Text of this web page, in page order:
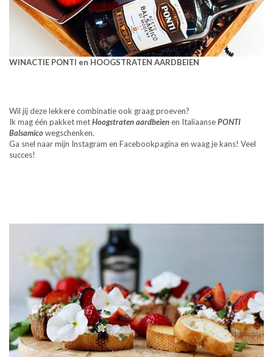
WINACTIE PONTI en HOOGSTRATEN AARDBEIEN
Wil jij deze lekkere combinatie ook graag proeven?
Ik mag één pakket metHoogstraten aardbeienen ItaliaansePONTI
Balsamicowegschenken.
Ga snel naar mijn Instagram en Facebookpagina en waag je kans! Veel
succes!